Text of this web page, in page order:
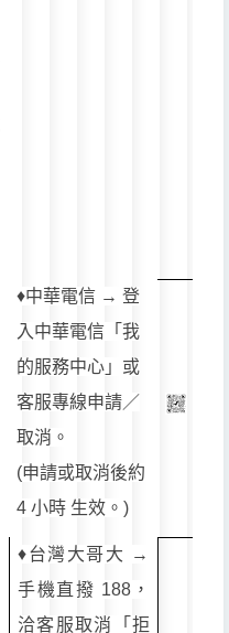
♦️中華電信 → 登
入中華電信「我
的服務中心」或
客服專線申請／
取消。
(申請或取消後約
4 小時 生效。)
♦️台灣大哥大 →
手機直撥 188，
洽客服取消「拒